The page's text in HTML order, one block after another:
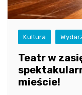
Kultura
Teatr w
mieście!